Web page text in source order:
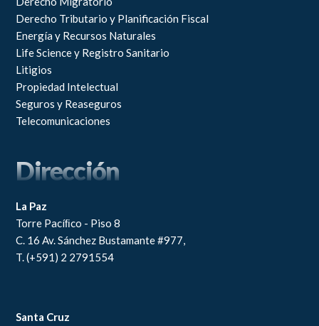
Derecho Tributario y Planificación Fiscal
Energía y Recursos Naturales
Life Science y Registro Sanitario
Litigios
Propiedad Intelectual
Seguros y Reaseguros
Telecomunicaciones
Dirección
La Paz
Torre Pacíﬁco - Piso 8
C. 16 Av. Sánchez Bustamante #977,
T. (+591) 2 2791554
Santa Cruz